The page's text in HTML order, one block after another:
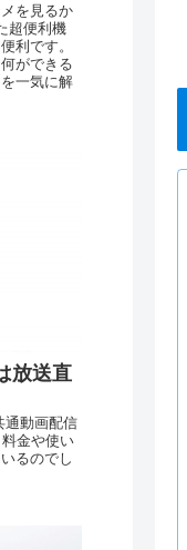
を見るか
超便利機
利です。
ができる
一気に解
放送直
通動画配信
金や使い
るのでし